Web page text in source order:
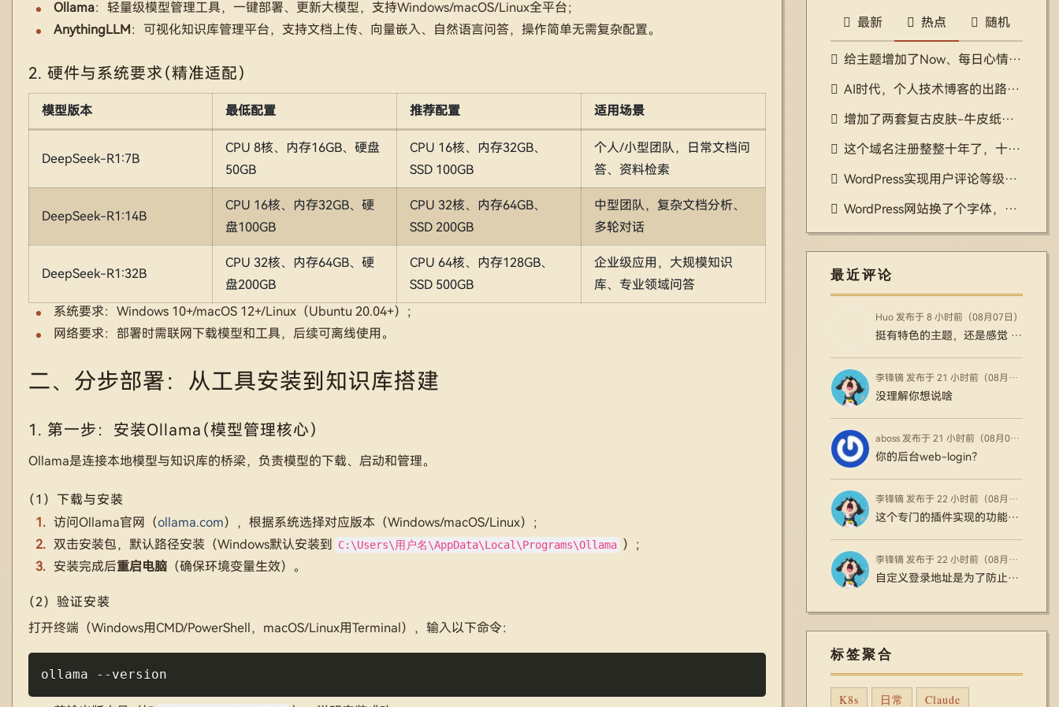
Ollama：轻量级模型管理工具，一键部署、更新大模型，支持Windows/macOS/Linux全平台；
AnythingLLM：可视化知识库管理平台，支持文档上传、向量嵌入、自然语言问答，操作简单无需复杂配置。
2. 硬件与系统要求（精准适配）
模型版本 最低配置 推荐配置 适用场景
DeepSeek-R1:7B
CPU 8核、内存16GB、硬盘
50GB
CPU 16核、内存32GB、
SSD 100GB
个人/小型团队，日常文档问
答、资料检索
DeepSeek-R1:14B
CPU 16核、内存32GB、硬
盘100GB
CPU 32核、内存64GB、
SSD 200GB
中型团队，复杂文档分析、
多轮对话
DeepSeek-R1:32B
CPU 32核、内存64GB、硬
盘200GB
CPU 64核、内存128GB、
SSD 500GB
企业级应用，大规模知识
库、专业领域问答
系统要求：Windows 10+/macOS 12+/Linux（Ubuntu 20.04+）；
网络要求：部署时需联网下载模型和工具，后续可离线使用。
二、分步部署：从工具安装到知识库搭建
1. 第一步：安装Ollama（模型管理核心）
Ollama是连接本地模型与知识库的桥梁，负责模型的下载、启动和管理。
（1）下载与安装
访问Ollama官网（ollama.com），根据系统选择对应版本（Windows/macOS/Linux）；
双击安装包，默认路径安装（Windows默认安装到
C:\Users\用户名\AppData\Local\Programs\Ollama ）；
安装完成后重启电脑（确保环境变量生效）。
（2）验证安装
打开终端（Windows用CMD/PowerShell，macOS/Linux用Terminal），输入以下命令：
ollama --version
最新 热点 随机
给主题增加了Now、每日心情、年度回顾、岁月同一天、随机漫步等功能
AI时代，个人技术博客的出路在哪里？
增加了两套复古皮肤-牛皮纸、千禧网页
这个域名注册整整十年了，十年时间，真快啊
WordPress实现用户评论等级排行榜插件
WordPress网站换了个字体，差点儿把样式换崩了
最近评论
Huo 发布于 8 小时前（08月07日）
挺有特色的主题，还是感觉 WP 的确是强大
李锋镝 发布于 21 小时前（08月07日）
没理解你想说啥
aboss 发布于 21 小时前（08月07日）
你的后台web-login？
李锋镝 发布于 22 小时前（08月07日）
这个专门的插件实现的功能更好更全，还能对接支付之类的
李锋镝 发布于 22 小时前（08月07日）
自定义登录地址是为了防止大部分机器人通过WP固定登录页面暴力破解用户账号密码
标签聚合
K8s 日常 Claude